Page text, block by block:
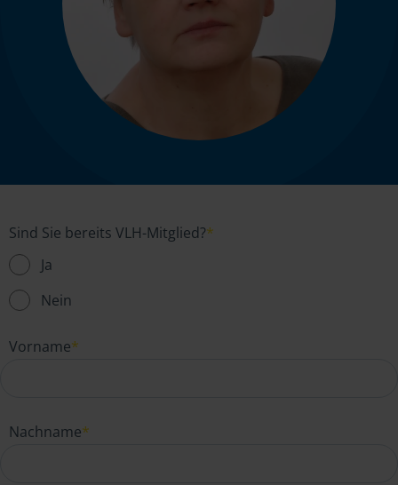
Sind Sie bereits VLH-Mitglied?*
Ja
Nein
Vorname*
Nachname*